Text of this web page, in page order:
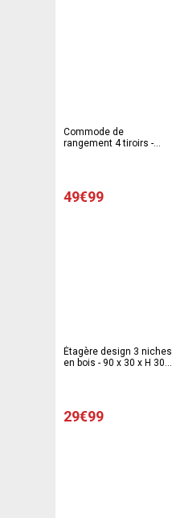
Commode de
rangement 4 tiroirs -
49€99
Étagère design 3 niches
en bois - 90 x 30 x H 30
29€99